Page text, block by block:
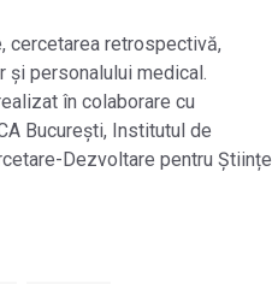
cercetarea retrospectivă,
și personalului medical.
în colaborare cu
București, Institutul de
Dezvoltare pentru Științe